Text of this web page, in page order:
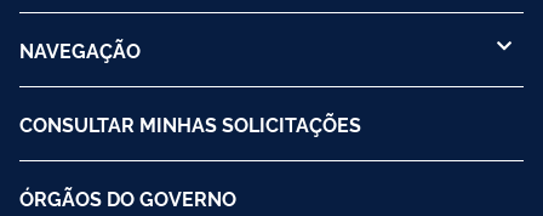
NAVEGAÇÃO
CONSULTAR MINHAS SOLICITAÇÕES
ÓRGÃOS DO GOVERNO